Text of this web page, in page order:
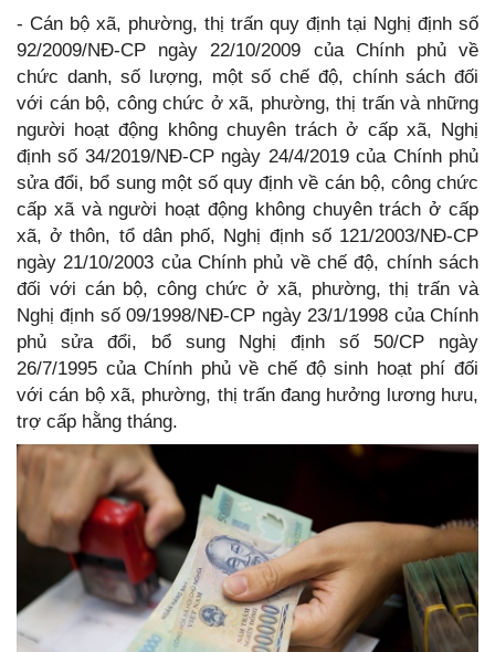
- Cán bộ xã, phường, thị trấn quy định tại Nghị định số
92/2009/NĐ-CP ngày 22/10/2009 của Chính phủ về
chức danh, số lượng, một số chế độ, chính sách đối
với cán bộ, công chức ở xã, phường, thị trấn và những
người hoạt động không chuyên trách ở cấp xã, Nghị
định số 34/2019/NĐ-CP ngày 24/4/2019 của Chính phủ
sửa đổi, bổ sung một số quy định về cán bộ, công chức
cấp xã và người hoạt động không chuyên trách ở cấp
xã, ở thôn, tổ dân phố, Nghị định số 121/2003/NĐ-CP
ngày 21/10/2003 của Chính phủ về chế độ, chính sách
đối với cán bộ, công chức ở xã, phường, thị trấn và
Nghị định số 09/1998/NĐ-CP ngày 23/1/1998 của Chính
phủ sửa đổi, bổ sung Nghị định số 50/CP ngày
26/7/1995 của Chính phủ về chế độ sinh hoạt phí đối
với cán bộ xã, phường, thị trấn đang hưởng lương hưu,
trợ cấp hằng tháng.